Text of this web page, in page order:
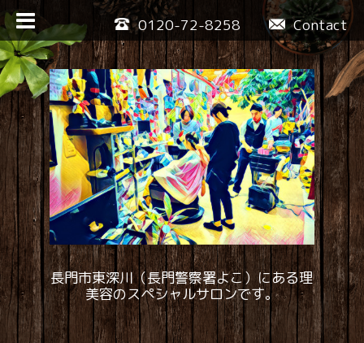
Contact
0120-72-8258
長門市東深川（長門警察署よこ）にある理
美容のスペシャルサロンです。